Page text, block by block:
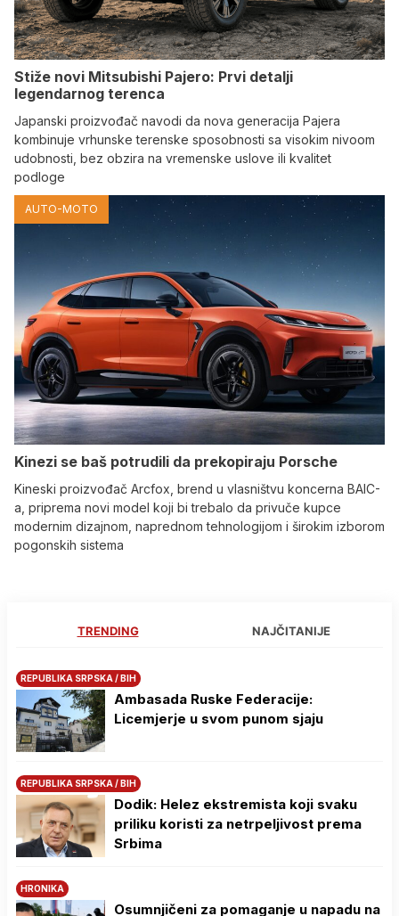
Stiže novi Mitsubishi Pajero: Prvi detalji
legendarnog terenca
Japanski proizvođač navodi da nova generacija Pajera
kombinuje vrhunske terenske sposobnosti sa visokim nivoom
udobnosti, bez obzira na vremenske uslove ili kvalitet
podloge
AUTO-MOTO
Kinezi se baš potrudili da prekopiraju Porsche
Kineski proizvođač Arcfox, brend u vlasništvu koncerna BAIC-
a, priprema novi model koji bi trebalo da privuče kupce
modernim dizajnom, naprednom tehnologijom i širokim izborom
pogonskih sistema
TRENDING NAJČITANIJE
REPUBLIKA SRPSKA / BIH
Ambasada Ruske Federacije:
Licemjerje u svom punom sjaju
REPUBLIKA SRPSKA / BIH
Dodik: Helez ekstremista koji svaku
priliku koristi za netrpeljivost prema
Srbima
HRONIKA
Osumnjičeni za pomaganje u napadu na